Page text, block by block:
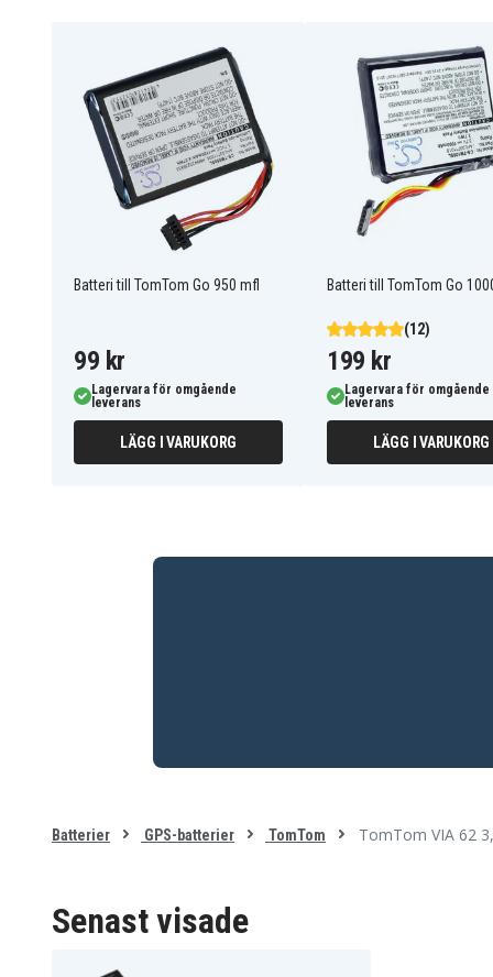
AHA11110004
Batteriet är kompatibelt med följande modeller:
TomTom Go Basic 6″
TomTom VIA 62
Tomtom Go 510
Tomtom Go 520
Batteri till TomTom Go 950 mfl
99 kr
Lagervara för omgående
leverans
LÄGG I VARUKORG
Batteri till TomTom Go
(12)
199 kr
Lagervara för omgående
leverans
LÄGG I VARUKORG
Batterier GPS-batterier TomTom TomTom VIA 62
Senast visade